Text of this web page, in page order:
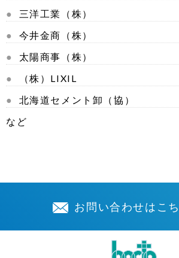
三洋工業（株）
今井金商（株）
太陽商事（株）
（株）LIXIL
北海道セメント卸（協）
など
お問い合わせはこ